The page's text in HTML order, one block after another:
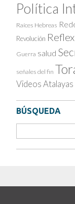
Política
Raíces Hebreas
Revolución
Guerra salud
señales del fin
Videos Atalayas
BÚSQUEDA